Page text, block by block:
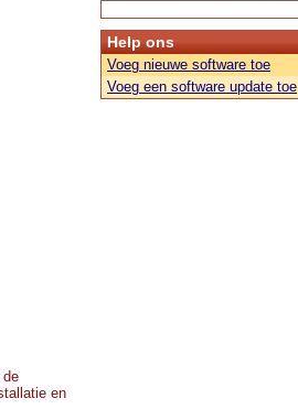
de
en
Help ons
Voeg nieuwe software toe
Voeg een software update toe